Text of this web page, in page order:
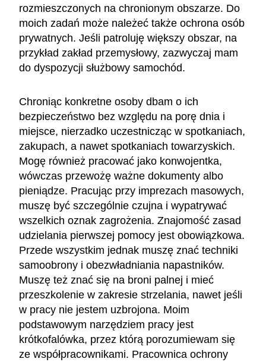
rozmieszczonych na chronionym obszarze. Do
moich zadań może należeć także ochrona osób
prywatnych. Jeśli patroluję większy obszar, na
przykład zakład przemysłowy, zazwyczaj mam
do dyspozycji służbowy samochód.
Chroniąc konkretne osoby dbam o ich
bezpieczeństwo bez względu na porę dnia i
miejsce, nierzadko uczestnicząc w spotkaniach,
zakupach, a nawet spotkaniach towarzyskich.
Mogę również pracować jako konwojentka,
wówczas przewożę ważne dokumenty albo
pieniądze. Pracując przy imprezach masowych,
muszę być szczególnie czujna i wypatrywać
wszelkich oznak zagrożenia. Znajomość zasad
udzielania pierwszej pomocy jest obowiązkowa.
Przede wszystkim jednak muszę znać techniki
samoobrony i obezwładniania napastników.
Muszę też znać się na broni palnej i mieć
przeszkolenie w zakresie strzelania, nawet jeśli
w pracy nie jestem uzbrojona. Moim
podstawowym narzędziem pracy jest
krótkofalówka, przez którą porozumiewam się
ze współpracownikami. Pracownica ochrony